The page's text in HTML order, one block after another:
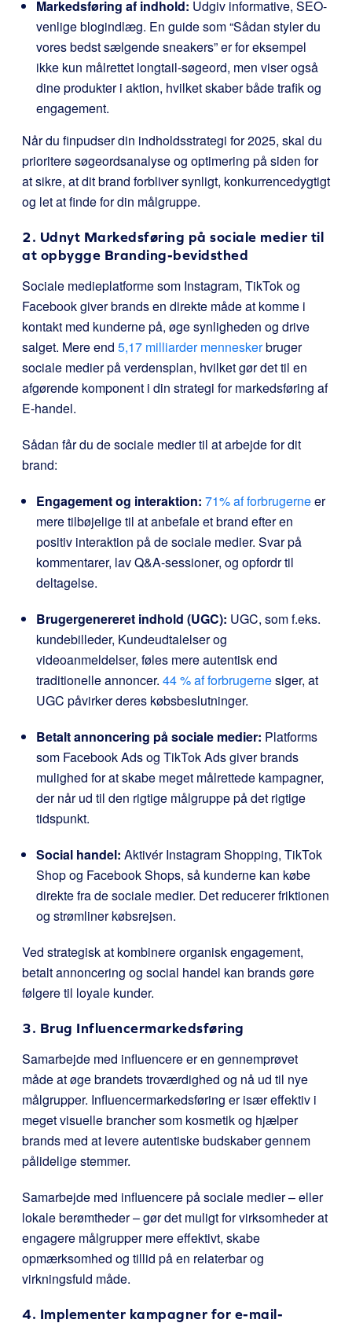
Markedsføring af indhold: Udgiv informative, SEO-
venlige blogindlæg. En guide som “Sådan styler du
vores bedst sælgende sneakers” er for eksempel
ikke kun målrettet longtail-søgeord, men viser også
dine produkter i aktion, hvilket skaber både trafik og
engagement.
Når du finpudser din indholdsstrategi for 2025, skal du
prioritere søgeordsanalyse og optimering på siden for
at sikre, at dit brand forbliver synligt, konkurrencedygtigt
og let at finde for din målgruppe.
2. Udnyt Markedsføring på sociale medier til
at opbygge Branding-bevidsthed
Sociale medieplatforme som Instagram, TikTok og
Facebook giver brands en direkte måde at komme i
kontakt med kunderne på, øge synligheden og drive
salget. Mere end 5,17 milliarder menneskerbruger
sociale medier på verdensplan, hvilket gør det til en
afgørende komponent i din strategi for markedsføring af
E-handel.
Sådan får du de sociale medier til at arbejde for dit
brand:
Engagement og interaktion: 71% af forbrugerneer
mere tilbøjelige til at anbefale et brand efter en
positiv interaktion på de sociale medier. Svar på
kommentarer, lav Q&A-sessioner, og opfordr til
deltagelse.
Brugergenereret indhold (UGC): UGC, som f.eks.
kundebilleder, Kundeudtalelser og
videoanmeldelser, føles mere autentisk end
traditionelle annoncer. 44 % af forbrugernesiger, at
UGC påvirker deres købsbeslutninger.
Betalt annoncering på sociale medier: Platforms
som Facebook Ads og TikTok Ads giver brands
mulighed for at skabe meget målrettede kampagner,
der når ud til den rigtige målgruppe på det rigtige
tidspunkt.
Social handel: Aktivér Instagram Shopping, TikTok
Shop og Facebook Shops, så kunderne kan købe
direkte fra de sociale medier. Det reducerer friktionen
og strømliner købsrejsen.
Ved strategisk at kombinere organisk engagement,
betalt annoncering og social handel kan brands gøre
følgere til loyale kunder.
3. Brug Influencermarkedsføring
Samarbejde med influencere er en gennemprøvet
måde at øge brandets troværdighed og nå ud til nye
målgrupper. Influencermarkedsføring er især effektiv i
meget visuelle brancher som kosmetik og hjælper
brands med at levere autentiske budskaber gennem
pålidelige stemmer.
Samarbejde med influencere på sociale medier – eller
lokale berømtheder – gør det muligt for virksomheder at
engagere målgrupper mere effektivt, skabe
opmærksomhed og tillid på en relaterbar og
virkningsfuld måde.
4. Implementer kampagner for e-mail-